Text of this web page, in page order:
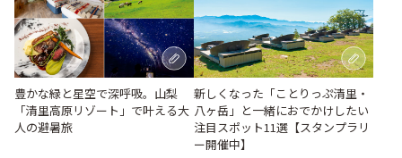
豊かな緑と星空で深呼吸。山梨
「清里高原リゾート」で叶える大
人の避暑旅
新しくなった「ことりっぷ清里・
八ヶ岳」と一緒におでかけしたい
注目スポット11選【スタンプラリ
ー開催中】